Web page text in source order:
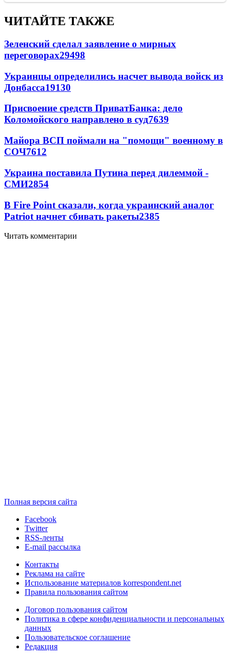
ЧИТАЙТЕ ТАКЖЕ
Зеленский сделал заявление о мирных
переговорах29498
Украинцы определились насчет вывода войск из
Донбасса19130
Присвоение средств ПриватБанка: дело
Коломойского направлено в суд7639
Майора ВСП поймали на "помощи" военному в
СОЧ7612
Украина поставила Путина перед дилеммой -
СМИ2854
В Fire Point сказали, когда украинский аналог
Patriot начнет сбивать ракеты2385
Читать комментарии
Полная версия сайта
Facebook
Twitter
RSS-ленты
E-mail рассылка
Контакты
Реклама на сайте
Использование материалов korrespondent.net
Правила пользования сайтом
Договор пользования сайтом
Политика в сфере конфиденциальности и персональных
данных
Пользовательское соглашение
Редакция